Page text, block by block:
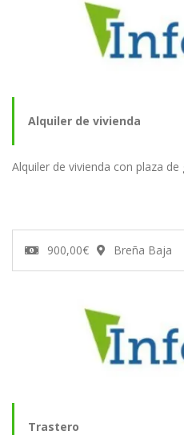
Alquiler de vivienda
Alquiler de vivienda con plaza de
900,00€ Breña Baja
Trastero